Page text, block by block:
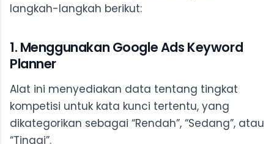
langkah-langkah berikut:
1. Menggunakan Google Ads Keyword
Planner
Alat ini menyediakan data tentang tingkat
kompetisi untuk kata kunci tertentu, yang
dikategorikan sebagai “Rendah”, “Sedang”, atau
“Tinggi”.